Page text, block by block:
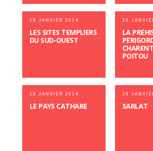
19 JANVIER 2014
LES SITES TEMPLIERS
DU SUD-OUEST
19
LA
POITOU
19 JANVIER 2014
LE PAYS CATHARE
19
SARLAT